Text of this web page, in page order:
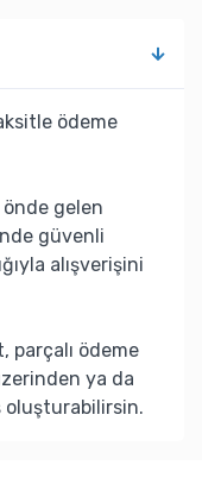
ödeme
gelen
güvenli
alışverişini
parçalı ödeme
ya da
oluşturabilirsin.